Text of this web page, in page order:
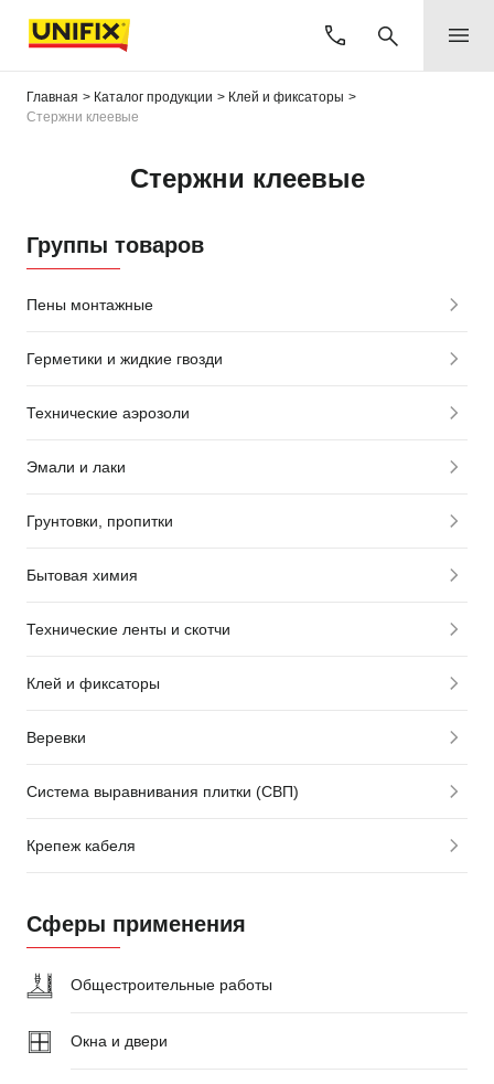
Главная Каталог продукции
Клей и фиксаторы
Стержни клеевые
Стержни клеевые
Группы товаров
Пены монтажные
Герметики и жидкие гвозди
Технические аэрозоли
Эмали и лаки
Грунтовки, пропитки
Бытовая химия
Технические ленты и скотчи
Клей и фиксаторы
Веревки
Система выравнивания плитки (СВП)
Крепеж кабеля
Сферы применения
Общестроительные работы
Окна и двери